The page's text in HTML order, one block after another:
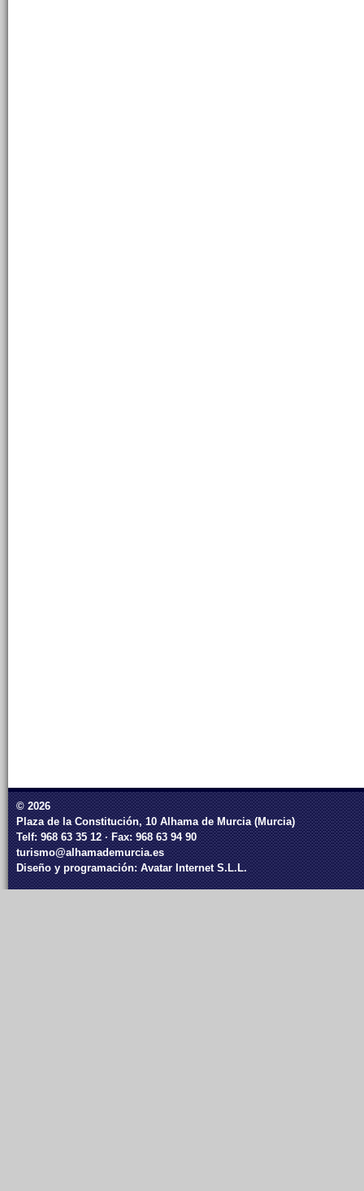
© 2026
Plaza de la Constitución, 10 Alhama de Murcia (Murcia)
Telf: 968 63 35 12 · Fax: 968 63 94 90
turismo@alhamademurcia.es
Diseño y programación:Avatar Internet S.L.L.